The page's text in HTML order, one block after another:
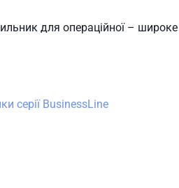
для операційної –
серії BusinessLine